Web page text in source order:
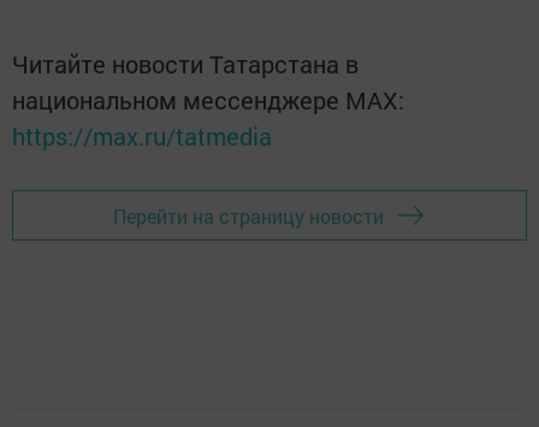
Читайте новости Татарстана в
национальном мессенджере MАХ:
https://max.ru/tatmedia
Перейти на страницу новости